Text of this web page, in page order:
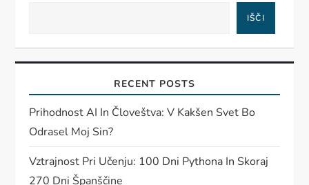
IŠČI
RECENT POSTS
Prihodnost AI In Človeštva: V Kakšen Svet Bo
Odrasel Moj Sin?
Vztrajnost Pri Učenju: 100 Dni Pythona In Skoraj
270 Dni Španščine